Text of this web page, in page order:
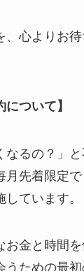
、心よりお
について】
なるの？」
月先着限定
ています。
お金と時間
うための最